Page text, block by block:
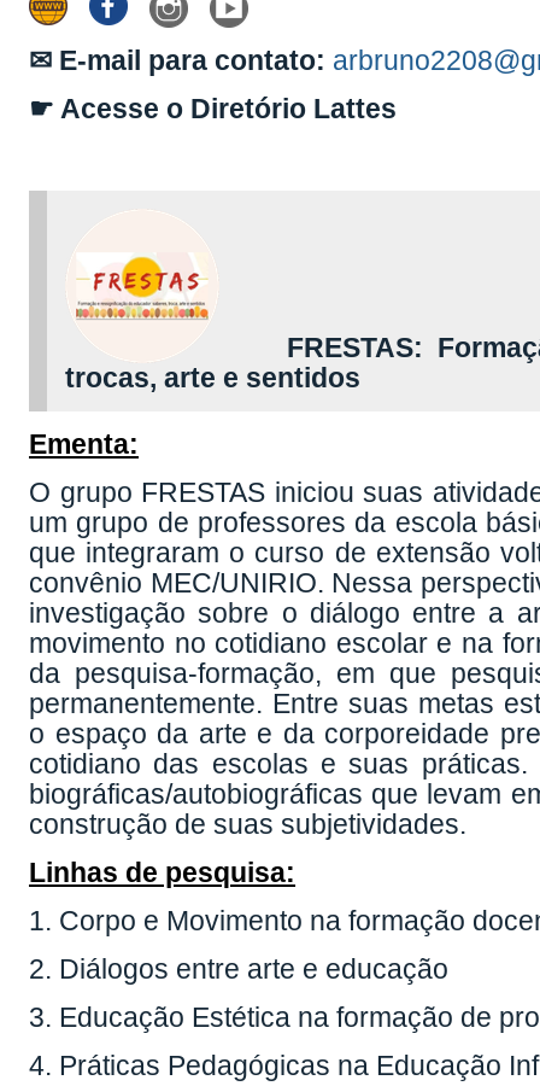
✉ E-mail para contato:
☛ Acesse o Diretório Lattes
FRESTAS:
trocas,arte e sentidos
Ementa:
O grupo FRESTAS iniciou suas
um grupo de professores da escola
que integraram o curso de extensão
convênio MEC/UNIRIO. Nessa
investigação sobre o diálogo entre a
movimento no cotidiano escolar e na
da pesquisa-formação, em que
permanentemente. Entre suas metas
o espaço da arte e da corporeidade
cotidiano das escolas e suas
biográficas/autobiográficas que levam
construção de suas subjetividades.
Linhas de pesquisa:
1. Corpo e Movimento na formação
2. Diálogos entre arte e educação
3. Educação Estética na formação de
4. Práticas Pedagógicas na Educação